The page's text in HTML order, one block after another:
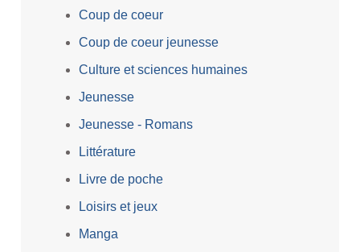
Coup de coeur
Coup de coeur jeunesse
Culture et sciences humaines
Jeunesse
Jeunesse - Romans
Littérature
Livre de poche
Loisirs et jeux
Manga